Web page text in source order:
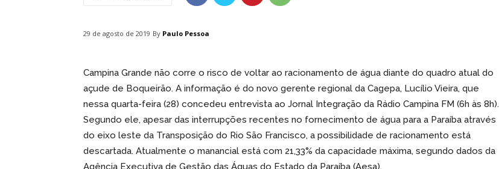
29 de agosto de 2019 By Paulo Pessoa
Campina Grande não corre o risco de voltar ao racionamento de água diante do quadro atual do
açude de Boqueirão. A informação é do novo gerente regional da Cagepa, Lucílio Vieira, que
nessa quarta-feira (28) concedeu entrevista ao Jornal Integração da Rádio Campina FM (6h às 8h).
Segundo ele, apesar das interrupções recentes no fornecimento de água para a Paraíba através
do eixo leste da Transposição do Rio São Francisco, a possibilidade de racionamento está
descartada. Atualmente o manancial está com 21,33% da capacidade máxima, segundo dados da
Agência Executiva de Gestão das Águas do Estado da Paraíba (Aesa).